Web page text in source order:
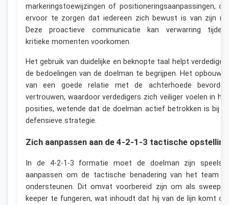
markeringstoewijzingen of positioneringsaanpassingen,
ervoor te zorgen dat iedereen zich bewust is van zijn
Deze proactieve communicatie kan verwarring
kritieke momenten voorkomen.
Het gebruik van duidelijke en beknopte taal helpt
de bedoelingen van de doelman te begrijpen. Het
van een goede relatie met de achterhoede
vertrouwen, waardoor verdedigers zich veiliger voelen in
posities, wetende dat de doelman actief betrokken is bij
defensieve strategie.
Zich aanpassen aan de 4-2-1-3 tactische opstelling
In de 4-2-1-3 formatie moet de doelman zijn
aanpassen om de tactische benadering van het team
ondersteunen. Dit omvat voorbereid zijn om als
keeper te fungeren, wat inhoudt dat hij van de lijn komt